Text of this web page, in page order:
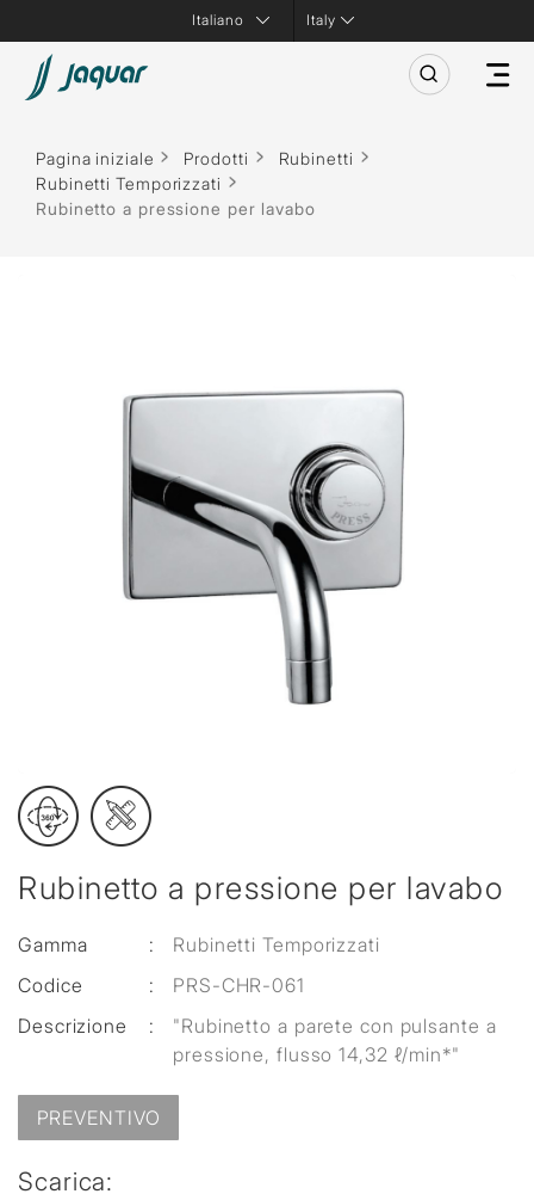
Italy
Pagina iniziale Prodotti
Rubinetti
Rubinetti Temporizzati
Rubinetto a pressione per lavabo
Rubinetto a pressione per lavabo
Gamma :
Rubinetti Temporizzati
Codice
:
PRS-CHR-061
Descrizione
:
"Rubinetto a parete con pulsante a
pressione, flusso 14,32 ℓ/min*"
PREVENTIVO
Scarica: